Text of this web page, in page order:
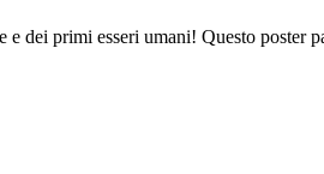
e dei primi esseri umani! Questo poster